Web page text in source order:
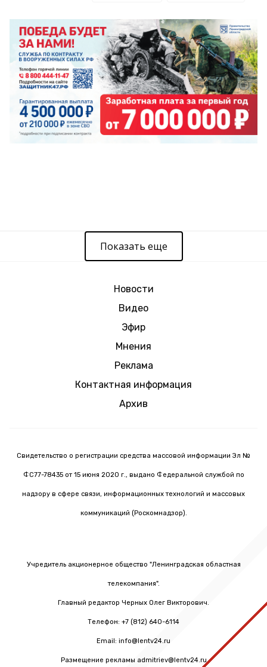
Показать еще
Новости
Видео
Эфир
Мнения
Реклама
Контактная информация
Архив
Свидетельство о регистрации средства массовой информации Эл №
ФС77-78435 от 15 июня 2020 г., выдано Федеральной службой по
надзору в сфере связи, информационных технологий и массовых
коммуникаций (Роскомнадзор).
Учредитель акционерное общество "Ленинградская областная
телекомпания".
Главный редактор Черных Олег Викторович.
Телефон: +7 (812) 640-6114
Email: info@lentv24.ru
Размещение рекламы admitriev@lentv24.ru